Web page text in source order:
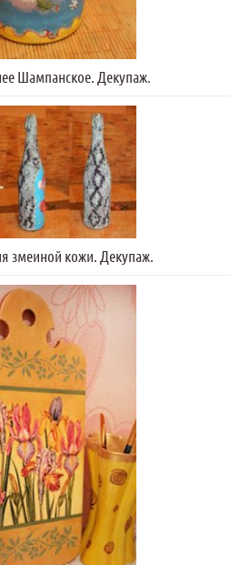
Шампанское. Декупаж.
змеиной кожи. Декупаж.